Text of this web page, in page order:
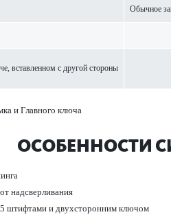
Обычное
встав­ленном с другой стороны
и Главного ключа
ОСОБЕННОСТИ
надсверливания
штифтами и двухсторонним ключом